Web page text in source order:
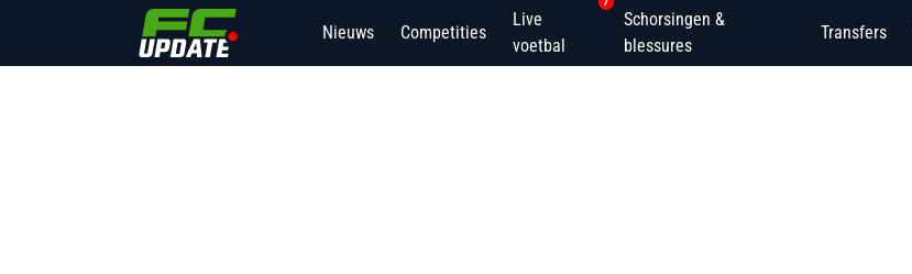
Nieuws Competities
Live
voetbal
Schorsingen &
blessures
Transfers